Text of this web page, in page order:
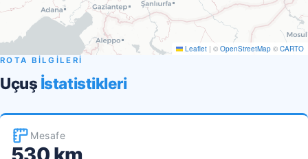
Leaflet | © OpenStreetMap © CARTO
ROTA BİLGİLERİ
Uçuş İstatistikleri
Mesafe